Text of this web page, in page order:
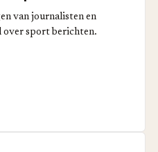
van journalisten en
over sport berichten.